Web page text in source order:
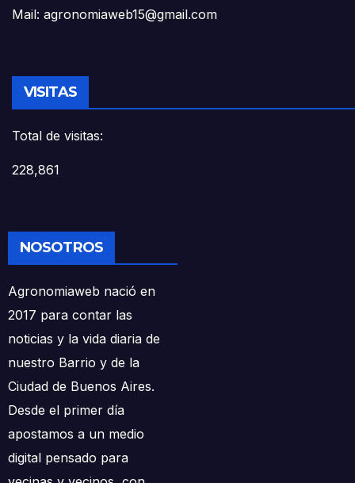
Mail: agronomiaweb15@gmail.com
VISITAS
Total de visitas:
228,861
NOSOTROS
Agronomiaweb nació en
2017 para contar las
noticias y la vida diaria de
nuestro Barrio y de la
Ciudad de Buenos Aires.
Desde el primer día
apostamos a un medio
digital pensado para